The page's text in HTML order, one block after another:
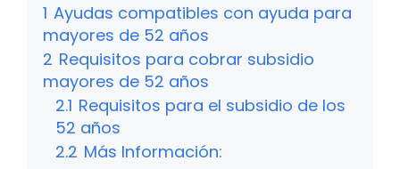
1 Ayudas compatibles con ayuda para
mayores de 52 años
2 Requisitos para cobrar subsidio
mayores de 52 años
2.1 Requisitos para el subsidio de los
52 años
2.2 Más Información: